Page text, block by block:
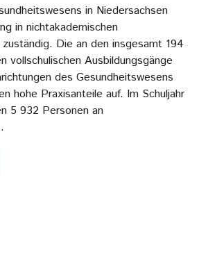
in Niedersachsen
in nichtakademischen
Die an den insgesamt 194
vollschulischen Ausbildungsgänge
des Gesundheitswesens
hohe Praxisanteile auf. Im Schuljahr
5 932 Personen an